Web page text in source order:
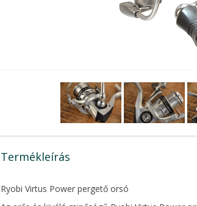
Termékleírás
Ryobi Virtus Power pergető orsó